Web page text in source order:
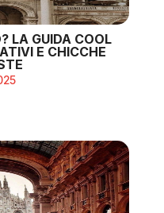
LA GUIDA COOL
E CHICCHE